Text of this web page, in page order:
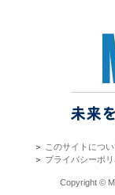
＞ このサイトについ
＞ プライバシーポ
Copyright ©